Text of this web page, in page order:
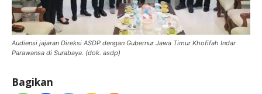
Audiensi jajaran Direksi ASDP dengan Gubernur Jawa Timur Khofifah Indar
Parawansa di Surabaya. (dok. asdp)
Bagikan